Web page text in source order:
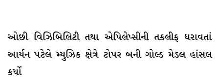
ઓછી વિઝિબિલિટી તથા એપિલેપ્સીની તકલીફ ધરાવતાં
આર્યન પટેલે મ્યુઝિક ક્ષેત્રે ટોપર બની ગોલ્ડ મેડલ હાંસલ
કર્યો